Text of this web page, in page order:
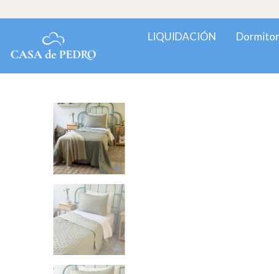
LIQUIDACIÓN